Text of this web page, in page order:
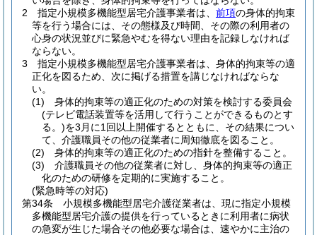
2
指定小規模多機能型居宅介護事業者は、 前項の身体的拘束
等を行う場合には、その態様及び時間、その際の利用者の
心身の状況並びに緊急やむを得ない理由を記録しなければ
ならない。
3
指定小規模多機能型居宅介護事業者は、身体的拘束等の適
正化を図るため、次に掲げる措置を講じなければならな
い。
(1)
身体的拘束等の適正化のための対策を検討する委員会
(テレビ電話装置等を活用して行うことができるものとす
る。)を3月に1回以上開催するとともに、その結果につい
て、介護職員その他の従業者に周知徹底を図ること。
(2)
身体的拘束等の適正化のための指針を整備すること。
(3)
介護職員その他の従業者に対し、身体的拘束等の適正
化のための研修を定期的に実施すること。
(緊急時等の対応)
第34条
小規模多機能型居宅介護従業者は、現に指定小規模
多機能型居宅介護の提供を行っているときに利用者に病状
の急変が生じた場合その他必要な場合は、速やかに主治の